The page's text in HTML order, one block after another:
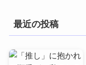
最近の投稿